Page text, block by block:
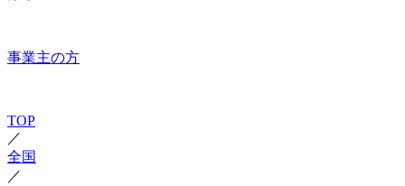
事業主の方
TOP
／
全国
／